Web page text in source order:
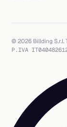
© 2026 Billding
P.IVA